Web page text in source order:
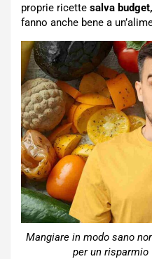
proprie ricette salva budget,
fanno anche bene a
Mangiare in modo sano
per un risparmio